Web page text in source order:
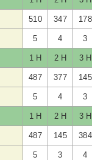
510 347 178
5 4 3
1 H 2 H 3 H
487 377 145
5 4 3
1 H 2 H 3 H
487 145 384
5 3 4